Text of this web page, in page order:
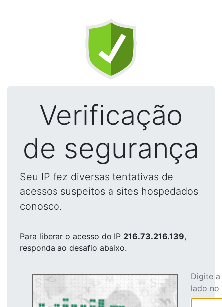
Verificação
de segurança
Seu IP fez diversas tentativas de
acessos suspeitos a sites hospedados
conosco.
Para liberar o acesso do IP 216.73.216.139,
responda ao desafio abaixo.
Digite
lado no